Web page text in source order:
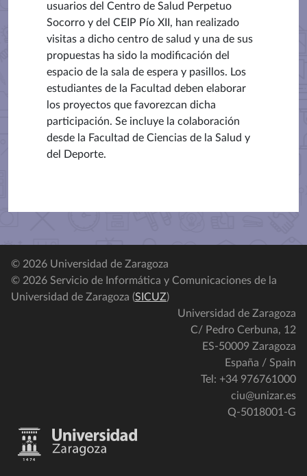
usuarios del Centro de Salud Perpetuo
Socorro y del CEIP Pío XII, han realizado
visitas a dicho centro de salud y una de sus
propuestas ha sido la modificación del
espacio de la sala de espera y pasillos. Los
estudiantes de la Facultad deben elaborar
los proyectos que favorezcan dicha
participación. Se incluye la colaboración
desde la Facultad de Ciencias de la Salud y
del Deporte.
© 2026 Universidad de Zaragoza
© 2026 Servicio de Informática y Comunicaciones de la
Universidad de Zaragoza (SICUZ)
Universidad de Zaragoza
C/ Pedro Cerbuna, 12
ES-50009 Zaragoza
España / Spain
Tel: +34 976761000
ciu@unizar.es
Q-5018001-G